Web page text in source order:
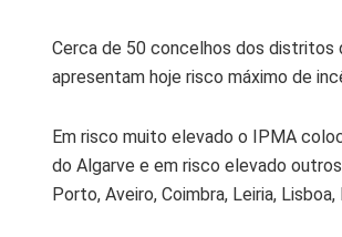
Cerca de 50 concelhos dos distritos
apresentam hoje risco máximo de
Em risco muito elevado o IPMA
do Algarve e em risco elevado
Porto, Aveiro, Coimbra, Leiria,